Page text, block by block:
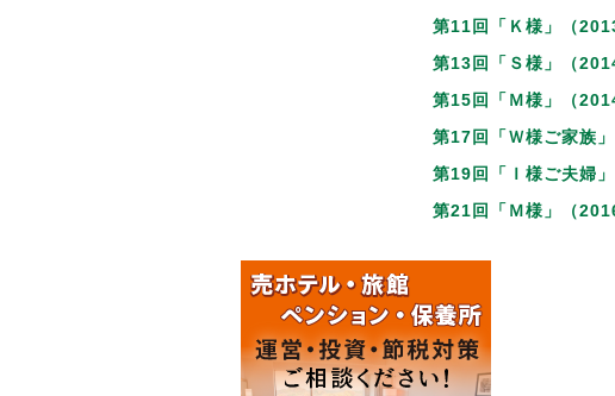
第11回「Ｋ様」（
第13回「Ｓ様」（
第15回「Ｍ様」（
第17回「Ｗ様ご家族
第19回「Ｉ様ご夫婦
第21回「Ｍ様」（